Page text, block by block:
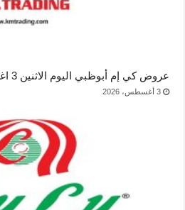
عروض كي إم أبوظبي اليوم الاثنين 3 اغسطس 2026
3 أغسطس، 2026